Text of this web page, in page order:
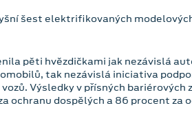
šest elektrifikovaných
pěti hvězdičkami jak nezávislá
tak nezávislá iniciativa
Výsledky v přísných bariérových
ochranu dospělých a 86 procent za